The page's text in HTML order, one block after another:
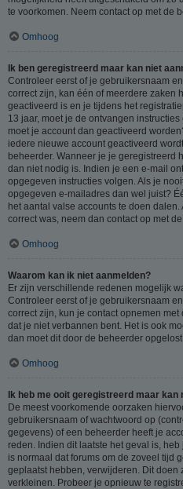
te voorkomen. Neem contact op met de
Omhoog
Ik ben geregistreerd maar kan niet
Controleer eerst of je gebruikersnaam
correct zijn, kan één of meerdere zaken
geactiveerd is en je tijdens het
13 jaar, moet je de ontvangen
moet je account dan geactiveerd
iedere nieuwe account geactiveerd
beheerder. Wanneer je je geregistreerd
dan niet nodig is. Indien je een e-mail
opgegeven instructies volgen. Als je
opgegeven e-mailadres dan wel juist?
het aantal valse accounts te doen
correct was, neem dan contact op met
Omhoog
Waarom kan ik niet aanmelden?
Er zijn verschillende redenen mogelijk
Controleer eerst of je gebruikersnaam
correct zijn, kun je contact opnemen
dat je niet verbannen bent. Het is ook
dan moet dit door de beheerder opgelost
Omhoog
Ik heb me ooit geregistreerd maar kan
De meest voorkomende oorzaken
gebruikersnaam of wachtwoord op
gegevens) of een beheerder heeft je
reden. Indien dit laatste het geval is,
is normaal dat forums om de zoveel tijd
geplaatst hebben, verwijderen. Dit doen
verkleinen. Probeer je opnieuw te